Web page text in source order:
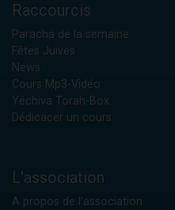
Raccourcis
Paracha de la semaine
Fêtes Juives
News
Cours Mp3-Vidéo
Yéchiva Torah-Box
Dédicacer un cours
L'association
A propos de l'association